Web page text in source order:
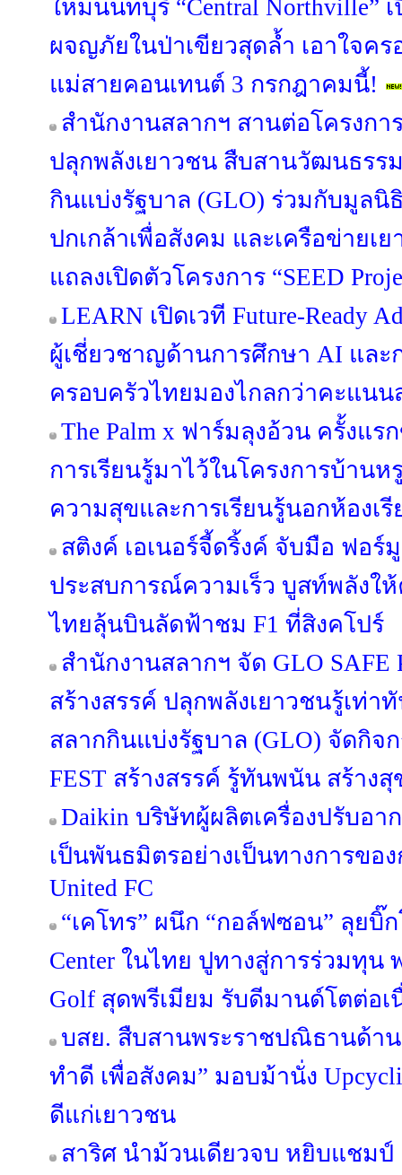
ใหม่นนทบุรี “Central Northville”
ผจญภัยในป่าเขียวสุดล้ำ เอาใจค
แม่สายคอนเทนต์ 3 กรกฎาคมนี้!
สำนักงานสลากฯ สานต่อโครงการ
ปลุกพลังเยาวชน สืบสานวัฒนธรร
กินแบ่งรัฐบาล (GLO) ร่วมกับมูล
ปกเกล้าเพื่อสังคม และเครือข่ายเย
แถลงเปิดตัวโครงการ “SEED
LEARN เปิดเวที Future-Ready
ผู้เชี่ยวชาญด้านการศึกษา AI แล
ครอบครัวไทยมองไกลกว่าคะแนน
The Palm x ฟาร์มลุงอ้วน ครั้งแ
การเรียนรู้มาไว้ในโครงการบ้านห
ความสุขและการเรียนรู้นอกห้องเรี
สติงค์ เอเนอร์จี้ดริ้งค์ จับมือ ฟอร์
ประสบการณ์ความเร็ว บูสท์พลัง
ไทยลุ้นบินลัดฟ้าชม F1 ที่สิงคโปร์
สำนักงานสลากฯ จัด GLO SAFE
สร้างสรรค์ ปลุกพลังเยาวชนรู้เท่
สลากกินแบ่งรัฐบาล (GLO) จัดกิจก
FEST สร้างสรรค์ รู้ทันพนัน สร้าง
Daikin บริษัทผู้ผลิตเครื่องปรับอา
เป็นพันธมิตรอย่างเป็นทางการขอ
United FC
“เคโทร” ผนึก “กอล์ฟซอน” ลุยบิ๊
Center ในไทย ปูทางสู่การร่วมทุน
Golf สุดพรีเมียม รับดีมานด์โตต่อเ
บสย. สืบสานพระราชปณิธานด้า
ทำดี เพื่อสังคม” มอบม้านั่ง
ดีแก่เยาวชน
สาริศ นำม้วนเดียวจบ หยิบแชมป์